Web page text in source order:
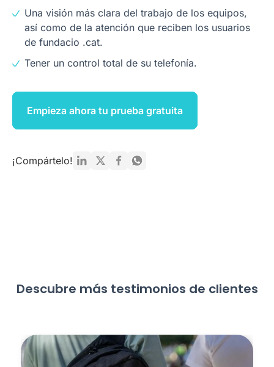
Una visión más clara del trabajo de los equipos,
así como de la atención que reciben los usuarios
de fundacio .cat.
Tener un control total de su telefonía.
Empieza ahora tu prueba gratuita
¡Compártelo!
Descubre más testimonios de clientes